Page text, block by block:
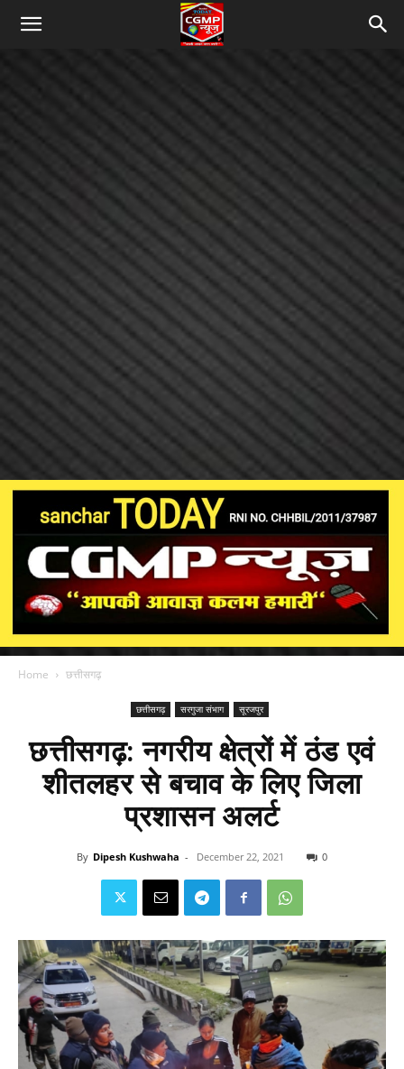
Home छत्तीसगढ़
छत्तीसगढ़ सरगुजा संभाग सूरजपुर
छत्तीसगढ़: नगरीय क्षेत्रों में ठंड एवं
शीतलहर से बचाव के लिए जिला
प्रशासन अलर्ट
By Dipesh Kushwaha - December 22, 2021 0